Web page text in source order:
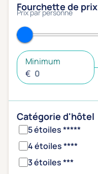
Fourchette de prix
Prix par personne
Minimum
€
Catégorie d'hôtel
5 étoiles *****
4 étoiles ****
3 étoiles ***